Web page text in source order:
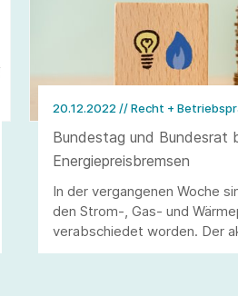
20.12.2022 // Recht +
Bundestag und Bundesrat
Energiepreisbremsen
In der vergangenen Woche
den Strom-, Gas- und
verabschiedet worden. Der
Krisenbeihilferahmen der EU